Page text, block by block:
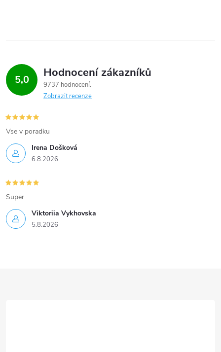
r
v
k
v
ý
p
i
s
u
5,0 Hodnocení zákazníků
9737 hodnocení
Zobrazit recenze
Irena Došková
6.8.2026
Vse v poradku
Viktoriia Vykhovska
5.8.2026
Super